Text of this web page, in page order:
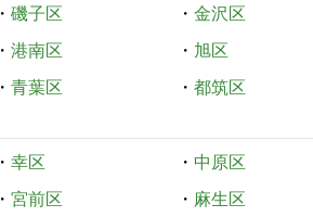
・ 磯子区 ・ 金沢区
・ 港南区 ・ 旭区
・ 青葉区 ・ 都筑区
・ 幸区 ・ 中原区
・ 宮前区 ・ 麻生区